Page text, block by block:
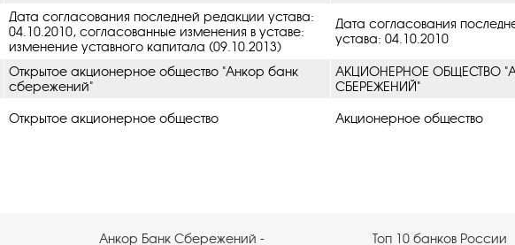
Дата согласования последней редакции устава:
04.10.2010, cогласованные изменения в уставe:
изменение уставного капитала (09.10.2013)
Дата согласования
устава: 04.10.2010
Открытое акционерное общество "Анкор банк
сбережений"
АКЦИОНЕРНОЕ ОБЩЕСТВО
СБЕРЕЖЕНИЙ"
Открытое акционерное общество Акционерное общество
Анкор Банк Сбережений - Топ 10 банков России